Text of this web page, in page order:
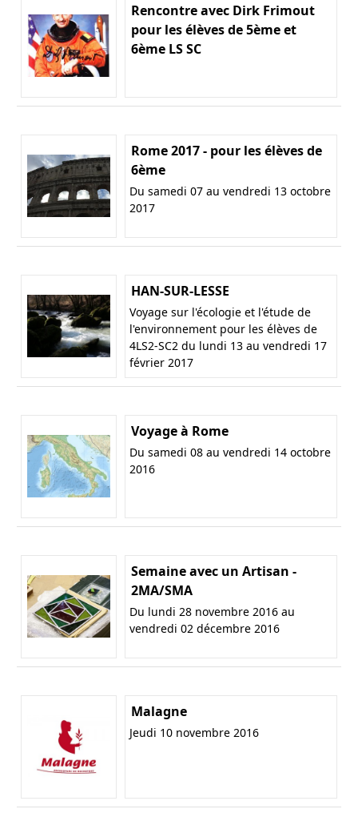
Rencontre avec Dirk Frimout
pour les élèves de 5ème et
6ème LS SC
Rome 2017 - pour les élèves de
6ème
Du samedi 07 au vendredi 13 octobre
2017
HAN-SUR-LESSE
Voyage sur l'écologie et l'étude de
l'environnement pour les élèves de
4LS2-SC2 du lundi 13 au vendredi 17
février 2017
Voyage à Rome
Du samedi 08 au vendredi 14 octobre
2016
Semaine avec un Artisan -
2MA/SMA
Du lundi 28 novembre 2016 au
vendredi 02 décembre 2016
Malagne
Jeudi 10 novembre 2016